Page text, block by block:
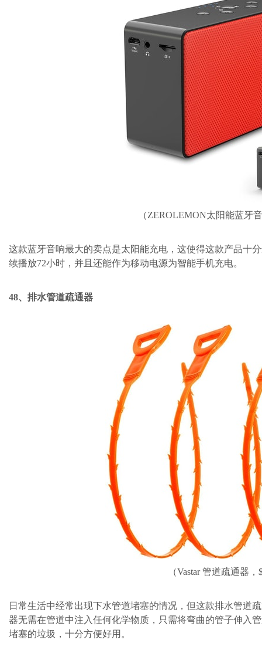
（ZEROLEMON太阳能蓝牙
这款蓝牙音响最大的卖点是太阳能充电，这使得这款产品十
续播放72小时，并且还能作为移动电源为智能手机充电。
48、排水管道疏通器
（Vastar 管道疏通器，
日常生活中经常出现下水管道堵塞的情况，但这款排水管道
器无需在管道中注入任何化学物质，只需将弯曲的管子伸入
堵塞的垃圾，十分方便好用。